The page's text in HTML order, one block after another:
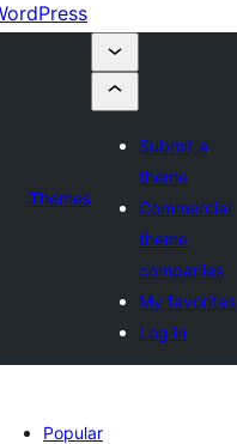
Themes
Submit a
theme
Commercial
theme
companies
My favorites
Log in
Popular